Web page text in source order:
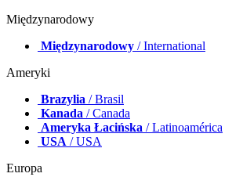
Międzynarodowy
Międzynarodowy / International
Ameryki
Brazylia / Brasil
Kanada / Canada
Ameryka Łacińska / Latinoamérica
USA / USA
Europa